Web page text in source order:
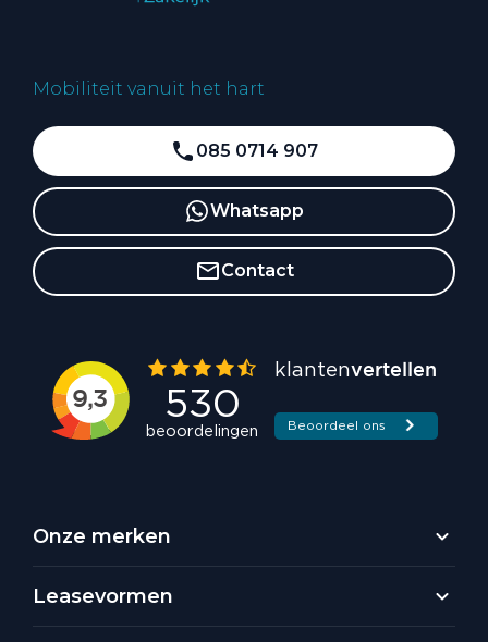
Mobiliteit vanuit het hart
085 0714 907
Whatsapp
Contact
Onze merken
Leasevormen